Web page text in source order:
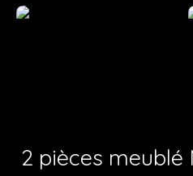
2 pièces meublé